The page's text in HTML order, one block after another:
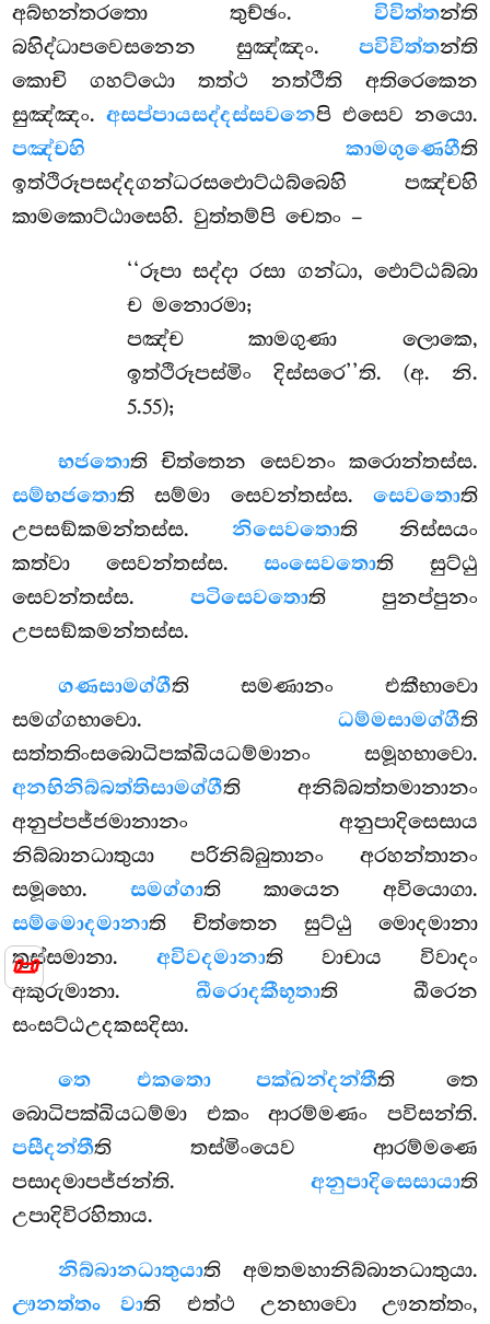
📜
අබ්භන්තරතො තුච්ඡං. විවිත්තන්ති
බහිද්ධාපවෙසනෙන සුඤ්ඤං. පවිවිත්තන්ති
කොචි ගහට්ඨො තත්ථ නත්ථීති අතිරෙකෙන
සුඤ්ඤං.අසප්පායසද්දස්සවනෙපි එසෙව නයො.
පඤ්චහි කාමගුණෙහීති
ඉත්ථිරූපසද්දගන්ධරසඵොට්ඨබ්බෙහි පඤ්චහි
කාමකොට්ඨාසෙහි. වුත්තම්පි චෙතං –
‘‘රූපා සද්දා රසා ගන්ධා, ඵොට්ඨබ්බා
ච මනොරමා;
පඤ්ච කාමගුණා ලොකෙ,
ඉත්ථිරූපස්මිං දිස්සරෙ’’ති. (අ. නි.
5.55);
භජතොති චිත්තෙන සෙවනං කරොන්තස්ස.
සම්භජතොති සම්මා සෙවන්තස්ස. සෙවතොති
උපසඞ්කමන්තස්ස. නිසෙවතොති නිස්සයං
කත්වා සෙවන්තස්ස.සංසෙවතොති සුට්ඨු
සෙවන්තස්ස. පටිසෙවතොති පුනප්පුනං
උපසඞ්කමන්තස්ස.
ගණසාමග්ගීති සමණානං එකීභාවො
සමග්ගභාවො. ධම්මසාමග්ගීති
සත්තතිංසබොධිපක්ඛියධම්මානං සමූහභාවො.
අනභිනිබ්බත්තිසාමග්ගීති අනිබ්බත්තමානානං
අනුප්පජ්ජමානානං අනුපාදිසෙසාය
නිබ්බානධාතුයා පරිනිබ්බුතානං අරහන්තානං
සමූහො.සමග්ගාති කායෙන අවියොගා.
සම්මොදමානාති චිත්තෙන සුට්ඨු මොදමානා
තුස්සමානා.අවිවදමානාති වාචාය විවාදං
අකුරුමානා. ඛීරොදකීභූතාති ඛීරෙන
සංසට්ඨඋදකසදිසා.
තෙ එකතො පක්ඛන්දන්තීති තෙ
බොධිපක්ඛියධම්මා එකං ආරම්මණං පවිසන්ති.
පසීදන්තීති තස්මිංයෙව ආරම්මණෙ
පසාදමාපජ්ජන්ති. අනුපාදිසෙසායාති
උපාදිවිරහිතාය.
නිබ්බානධාතුයාති අමතමහානිබ්බානධාතුයා.
ඌනත්තං වාති එත්ථ උනභාවො ඌනත්තං,